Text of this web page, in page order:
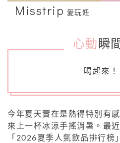
Misstrip 愛玩妞
心動 瞬
喝起來！
今年夏天實在是熱得特別有
來上一杯冰涼手搖消暑。最
「2026夏季人氣飲品排行榜